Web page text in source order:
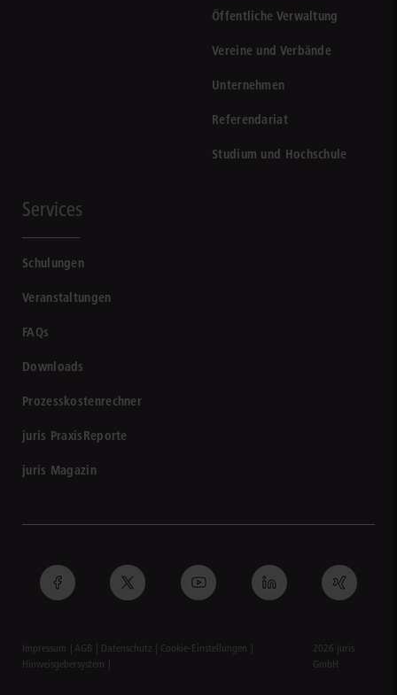
Öffentliche Verwaltung
Vereine und Verbände
Unternehmen
Referendariat
Studium und Hochschule
Services
Schulungen
Veranstaltungen
FAQs
Downloads
Prozesskostenrechner
juris PraxisReporte
juris Magazin
Impressum AGB Datenschutz
Cookie-Einstellungen
Hinweisgebersystem
2026 juris
GmbH